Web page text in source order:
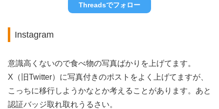
Threadsでフォロー
Instagram
意識高くないので食べ物の写真ばかりを上げてます。
X（旧Twitter）に写真付きのポストをよく上げてますが、
こっちに移行しようかなとか考えることがあります。あと
認証バッジ取れ取れうるさい。